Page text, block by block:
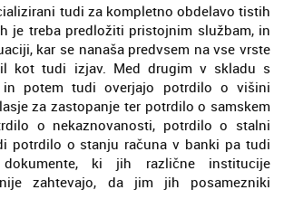
tudi za kompletno obdelavo tistih
je treba predložiti pristojnim službam, in
kar se nanaša predvsem na vse vrste
kot tudi izjav. Med drugim v skladu s
in potem tudi overjajo potrdilo o višini
za zastopanje ter potrdilo o samskem
o nekaznovanosti, potrdilo o stalni
potrdilo o stanju računa v banki pa tudi
ki jih različne institucije
zahtevajo, da jim jih posamezniki